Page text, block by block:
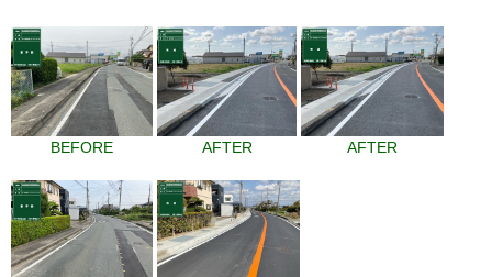
BEFORE AFTER AFTER